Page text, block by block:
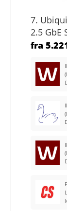
7.
2.5 GbE
fra